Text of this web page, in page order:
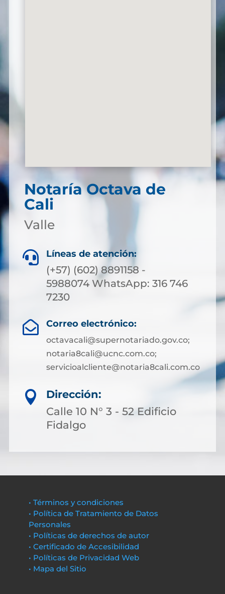
Notaría Octava de
Cali
Valle
 Líneas de atención:
(+57) (602) 8891158 -
5988074 WhatsApp: 316 746
7230
 Correo electrónico:
octavacali@supernotariado.gov.co;
notaria8cali@ucnc.com.co;
servicioalcliente@notaria8cali.com.co

Dirección:
Calle 10 N° 3 - 52 Edificio
Fidalgo
• Términos y condiciones
• Política de Tratamiento de Datos
Personales
• Políticas de derechos de autor
• Certificado de Accesibilidad
• Políticas de Privacidad Web
• Mapa del Sitio